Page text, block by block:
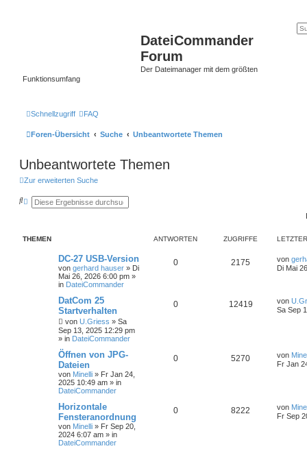
DateiCommander
Forum
Der Dateimanager mit dem größten
Funktionsumfang
Schnellzugriff FAQ
Foren-Übersicht Suche Unbeantwortete Themen
Unbeantwortete Themen
Zur erweiterten Suche
S E
t
THEMEN ANTWORTEN ZUGRIFFE
DC-27 USB-Version
von gerhard hauser » Di
Mai 26, 2026 6:00 pm »
in DateiCommander
0 2175 von
Di Mai
DatCom 25
Startverhalten
von U.Griess » Sa
Sep 13, 2025 12:29 pm
» in DateiCommander
0 12419 von
Sa Sep
Öffnen von JPG-
Dateien
von Minelli » Fr Jan 24,
2025 10:49 am » in
DateiCommander
0 5270 von
Fr Jan
Horizontale
Fensteranordnung
von Minelli » Fr Sep 20,
2024 6:07 am » in
DateiCommander
0 8222 von
Fr Sep